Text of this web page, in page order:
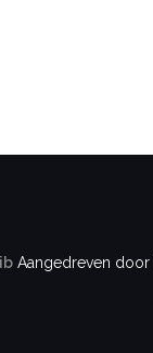
Aangedreven door